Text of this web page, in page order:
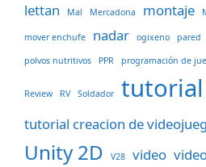
lettan Mal Mercadona montaje
mover enchufe nadar ogixeno pared
polvos nutritivos PPR programación de
Review RV Soldador tutorial
tutorial creacion de
Unity 2D
V28 video